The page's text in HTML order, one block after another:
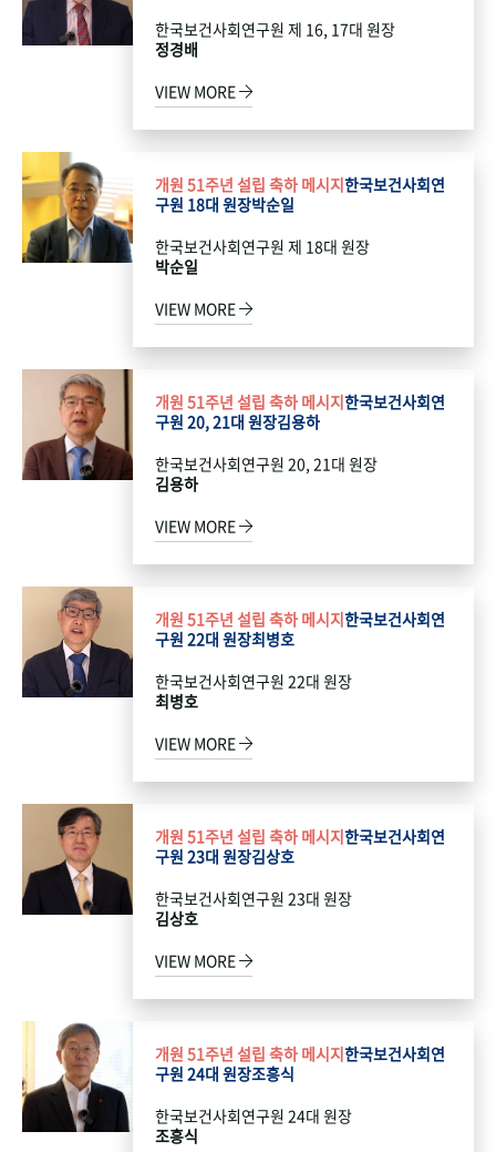
한국보건사회연구원 제 16, 17대 원장
정경배
VIEW MORE
개원 51주년 설립 축하 메시지한국보건사회연
구원 18대 원장박순일
한국보건사회연구원 제 18대 원장
박순일
VIEW MORE
개원 51주년 설립 축하 메시지한국보건사회연
구원 20, 21대 원장김용하
한국보건사회연구원 20, 21대 원장
김용하
VIEW MORE
개원 51주년 설립 축하 메시지한국보건사회연
구원 22대 원장최병호
한국보건사회연구원 22대 원장
최병호
VIEW MORE
개원 51주년 설립 축하 메시지한국보건사회연
구원 23대 원장김상호
한국보건사회연구원 23대 원장
김상호
VIEW MORE
개원 51주년 설립 축하 메시지한국보건사회연
구원 24대 원장조흥식
한국보건사회연구원 24대 원장
조흥식